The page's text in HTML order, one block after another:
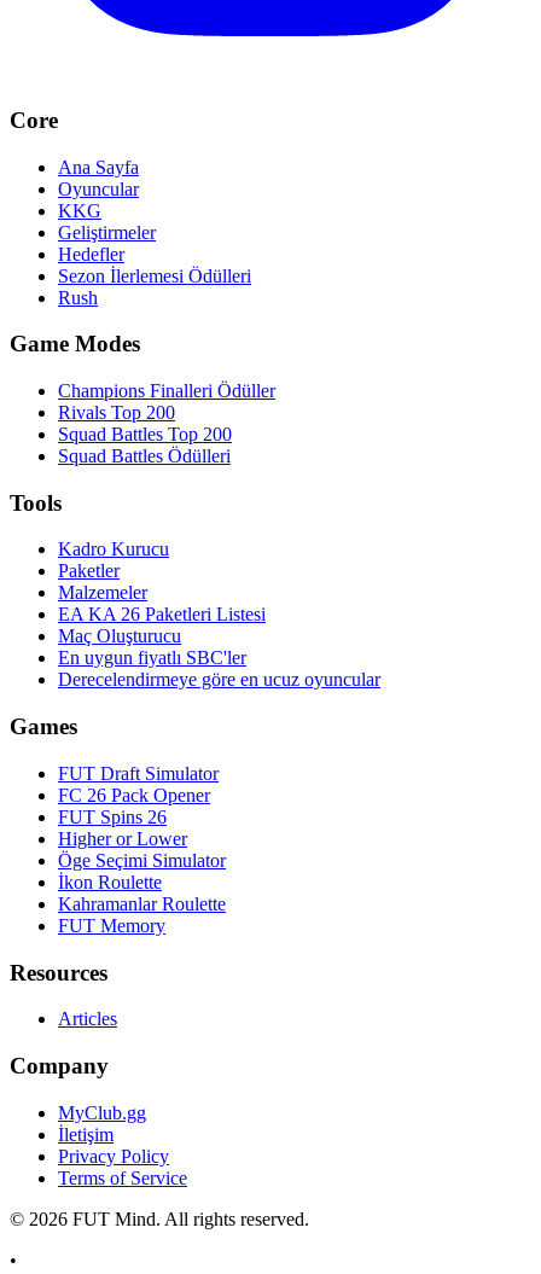
Core
Ana Sayfa
Oyuncular
KKG
Geliştirmeler
Hedefler
Sezon İlerlemesi Ödülleri
Rush
Game Modes
Champions Finalleri Ödüller
Rivals Top 200
Squad Battles Top 200
Squad Battles Ödülleri
Tools
Kadro Kurucu
Paketler
Malzemeler
EA KA 26 Paketleri Listesi
Maç Oluşturucu
En uygun fiyatlı SBC'ler
Derecelendirmeye göre en ucuz oyuncular
Games
FUT Draft Simulator
FC 26 Pack Opener
FUT Spins 26
Higher or Lower
Öge Seçimi Simulator
İkon Roulette
Kahramanlar Roulette
FUT Memory
Resources
Articles
Company
MyClub.gg
İletişim
Privacy Policy
Terms of Service
© 2026 FUT Mind. All rights reserved.
•